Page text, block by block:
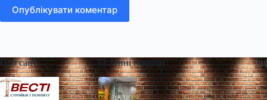
Опублікувати коментар
Про сайт Останні новини